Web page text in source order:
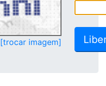
[trocar imagem]